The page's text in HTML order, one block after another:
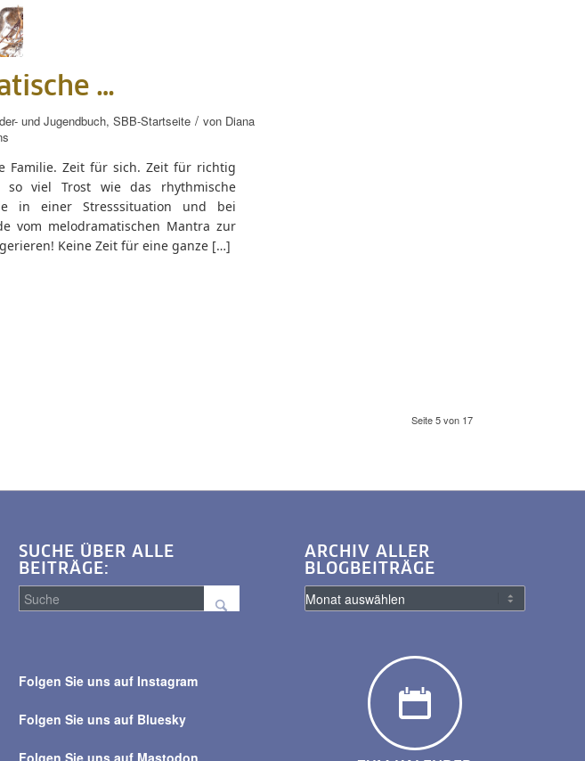
…
und Jugendbuch, SBB-Startseite / von Diana
Familie. Zeit für sich. Zeit für richtig
viel Trost wie das rhythmische
in einer Stresssituation und bei
vom melodramatischen Mantra zur
Keine Zeit für eine ganze […]
Seite 5 von 17
SUCHE ÜBER ALLE
BEITRÄGE:
alle
Folgen Sie uns auf Instagram
Folgen Sie uns auf Bluesky
ARCHIV ALLER
BLOGBEITRÄGE